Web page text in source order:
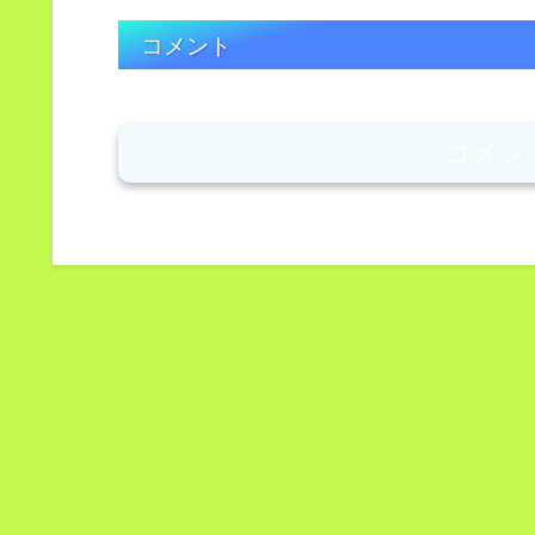
コメント